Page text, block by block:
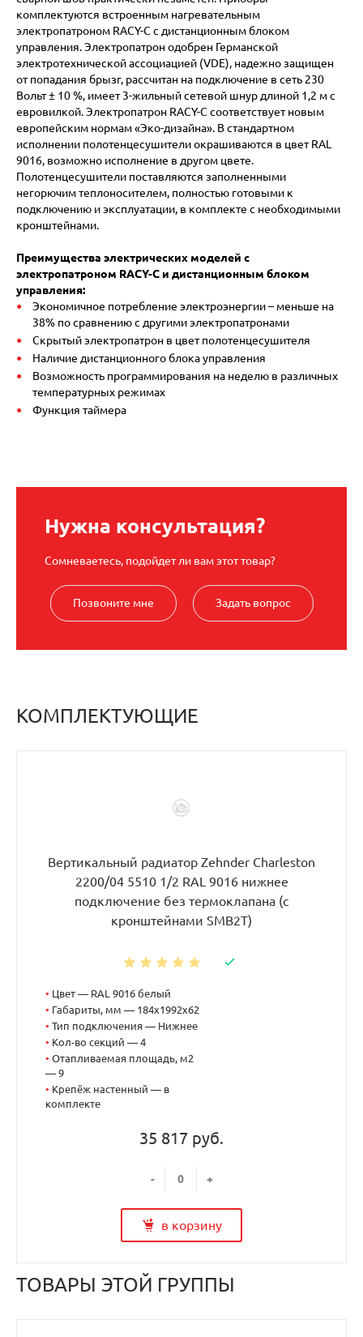
комплектуются встроенным нагревательным
электропатроном RACY-C с дистанционным блоком
управления. Электропатрон одобрен Германской
электротехнической ассоциацией (VDE), надежно защищен
от попадания брызг, рассчитан на подключение в сеть 230
Вольт ± 10 %, имеет 3-жильный сетевой шнур длиной 1,2 м с
евровилкой. Электропатрон RACY-C соответствует новым
европейским нормам «Эко-дизайна». В стандартном
исполнении полотенцесушители окрашиваются в цвет RAL
9016, возможно исполнение в другом цвете.
Полотенцесушители поставляются заполненными
негорючим теплоносителем, полностью готовыми к
подключению и эксплуатации, в комплекте с необходимыми
кронштейнами.
Преимущества электрических моделей с
электропатроном RACY-С и дистанционным блоком
управления:
Экономичное потребление электроэнергии – меньше на
38% по сравнению с другими электропатронами
Cкрытый электропатрон в цвет полотенцесушителя
Наличие дистанционного блока управления
Возможность программирования на неделю в различных
температурных режимах
Функция таймера
Нужна консультация?
Сомневаетесь, подойдет ли вам этот товар?
Позвоните мне Задать вопрос
КОМПЛЕКТУЮЩИЕ
Вертикальный радиатор Zehnder Charleston
2200/04 5510 1/2 RAL 9016 нижнее
подключение без термоклапана (с
кронштейнами SMB2T)
• Цвет — RAL 9016 белый
• Габариты, мм — 184x1992x62
• Тип подключения — Нижнее
• Кол-во секций — 4
• Отапливаемая площадь, м2
— 9
• Крепёж настенный — в
комплекте
35 817 руб.
- +
в корзину
ТОВАРЫ ЭТОЙ ГРУППЫ